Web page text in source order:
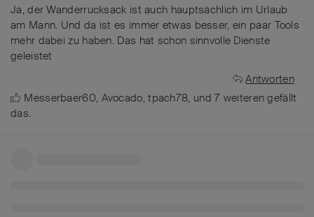
Ja, der Wanderrucksack ist auch hauptsächlich im Urlaub
am Mann. Und da ist es immer etwas besser, ein paar Tools
mehr dabei zu haben. Das hat schon sinnvolle Dienste
geleistet
Antworten
Messerbaer60, Avocado,tpach78, und7 weiteren gefällt
das.